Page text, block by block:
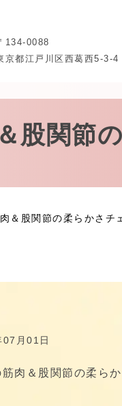
134-0088
京都江戸川区西葛西5-3-4
股関節
＆股関節の柔らかさチ
月01日
筋肉＆股関節の柔ら